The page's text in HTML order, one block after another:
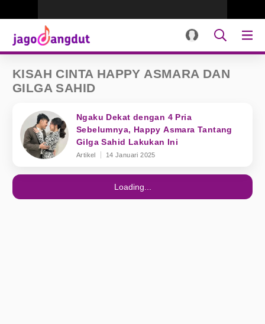
KISAH CINTA HAPPY ASMARA DAN
GILGA SAHID
Ngaku Dekat dengan 4 Pria
Sebelumnya, Happy Asmara Tantang
Gilga Sahid Lakukan Ini
Artikel 14 Januari 2025
Loading...